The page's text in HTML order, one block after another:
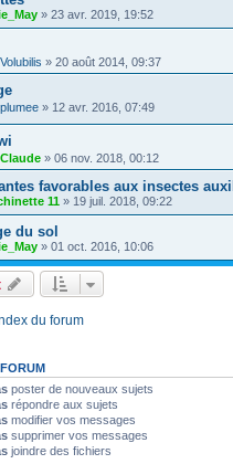
» 23 avr. 2019, 19:52
Volubilis » 20 août 2014, 09:37
plumee » 12 avr. 2016, 07:49
Claude » 06 nov. 2018, 00:12
favorables aux insectes
11 » 19 juil. 2018, 09:22
du sol
» 01 oct. 2016, 10:06
du forum
poster de nouveaux sujets
répondre aux sujets
modifier vos messages
supprimer vos messages
joindre des fichiers